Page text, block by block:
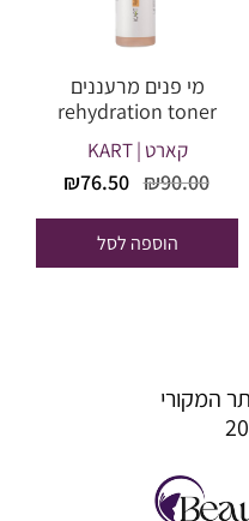
מי פנים מרעננים
rehydration toner
קארט | KART
₪90.00
המחיר
היה:
₪90.00.
₪76.50
הוספה לסל
המקורי